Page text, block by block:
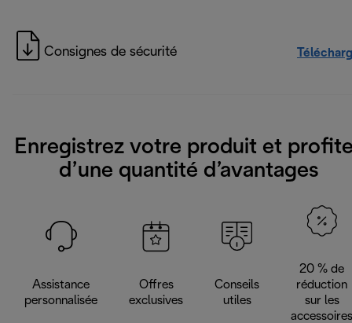
Consignes de sécurité
Enregistrez votre produit et
d’une quantité d’avantages
Assistance
personnalisée
Offres
exclusives
Conseils
utiles
20 % de
réduction
sur les
accessoires